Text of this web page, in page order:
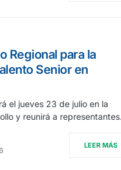
Regional para la
Senior en
el jueves 23 de julio en la
y reunirá a
LEER MÁS